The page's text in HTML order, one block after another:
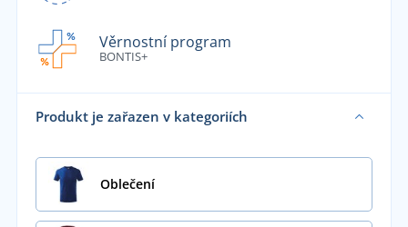
Věrnostní program
BONTIS+
Produkt je zařazen v kategoriích
Oblečení